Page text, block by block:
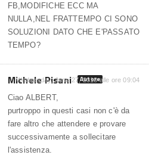
FB,MODIFICHE ECC MA
NULLA,NEL FRATTEMPO CI SONO
SOLUZIONI DATO CHE E'PASSATO
TEMPO?
Michele Pisani Autore
Wednesday, June 27, 2018 alle ore 09:04
Ciao ALBERT,
purtroppo in questi casi non c'è da
fare altro che attendere e provare
successivamente a sollecitare
l'assistenza.